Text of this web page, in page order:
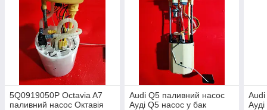
5Q0919050P Octavia A7
паливний насос Октавія
Audi Q5 паливний насос
Ауді Q5 насос у бак